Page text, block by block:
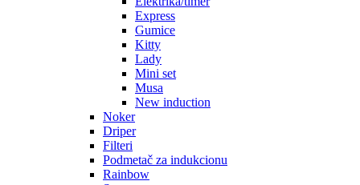
Express
Gumice
Kitty
Lady
Mini set
Musa
New induction
Noker
Driper
Filteri
Podmetač za indukcionu
Rainbow